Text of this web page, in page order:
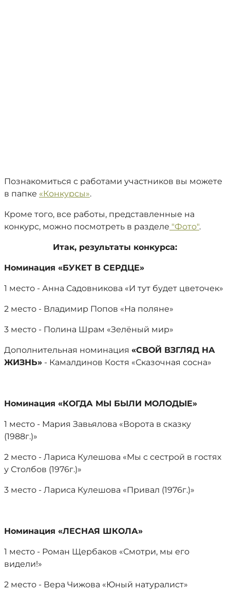
Познакомиться с работами участников вы можете
в папке «Конкурсы».
Кроме того, все работы, представленные на
конкурс, можно посмотреть в разделе "Фото".
Итак, результаты конкурса:
Номинация «БУКЕТ В СЕРДЦЕ»
1 место - Анна Садовникова «И тут будет цветочек»
2 место - Владимир Попов «На поляне»
3 место - Полина Шрам «Зелёный мир»
Дополнительная номинация «СВОЙ ВЗГЛЯД НА
ЖИЗНЬ» - Камалдинов Костя «Сказочная сосна»
Номинация «КОГДА МЫ БЫЛИ МОЛОДЫЕ»
1 место - Мария Завьялова «Ворота в сказку
(1988г.)»
2 место - Лариса Кулешова «Мы с сестрой в гостях
у Столбов (1976г.)»
3 место - Лариса Кулешова «Привал (1976г.)»
Номинация «ЛЕСНАЯ ШКОЛА»
1 место - Роман Щербаков «Смотри, мы его
видели!»
2 место - Вера Чижова «Юный натуралист»